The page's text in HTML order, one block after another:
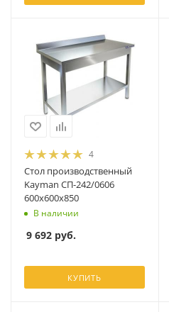
4
Стол производственный
Kayman СП-242/0606
600х600х850
В наличии
9 692 руб.
КУПИТЬ